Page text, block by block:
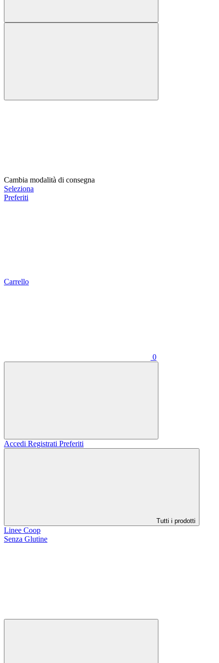
Cambia modalità di consegna
Seleziona
Preferiti
Carrello
0
Accedi Registrati Preferiti
Tutti i prodotti
Linee Coop
Senza Glutine